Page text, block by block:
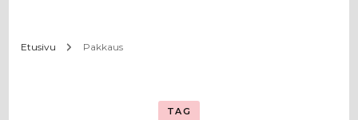
Etusivu Pakkaus
TAG